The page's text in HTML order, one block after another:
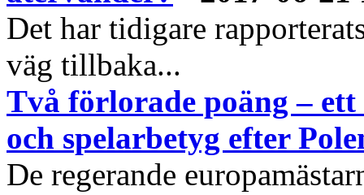
Det har tidigare
väg tillbaka...
Två förlorade poäng –
och spelarbetyg efter
De regerande